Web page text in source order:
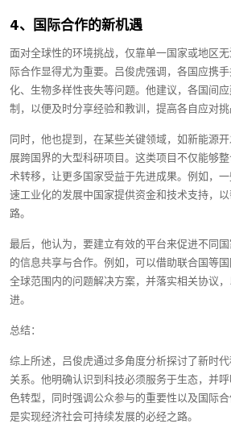
4、国际合作的新机遇
面对全球性的环境挑战，仅靠单一国家或地区
际合作显得尤为重要。吕俊虎强调，各国应携
化、生物多样性丧失等问题。他建议，各国间
制，以便及时分享经验和教训，提高各自应对挑
同时，他也提到，在某些关键领域，如新能源
展跨国界的大型科研项目。这类项目不仅能够
术转移，让更多国家受益于先进成果。例如，
速工业化的发展中国家提供资金和技术支持，
路。
最后，他认为，要建立有效的平台来促进不同
的信息共享与合作。例如，可以借助联合国等
全球范围内的问题解决方案，并落实相关协议
进。
总结：
综上所述，吕俊虎通过多角度分析探讨了新时
关系。他明确认识到科技必须服务于生态，并
色转型，同时强调公众参与的重要性以及国际
是实现经济社会可持续发展的必经之路。